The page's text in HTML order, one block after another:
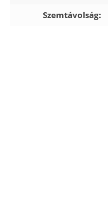
Szemtávolság: